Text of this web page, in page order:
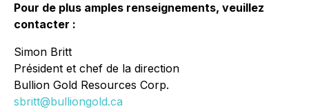
Pour de plus amples renseignements, veuillez
contacter :
Simon Britt
Président et chef de la direction
Bullion Gold Resources Corp.
sbritt@bulliongold.ca